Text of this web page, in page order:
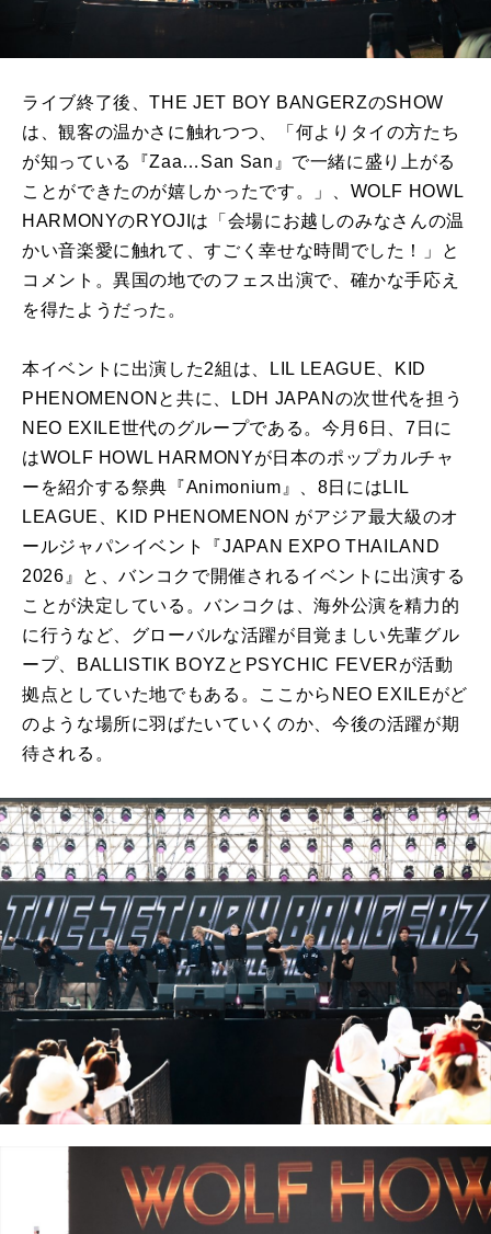
ライブ終了後、THE JET BOY BANGERZのSHOW
は、観客の温かさに触れつつ、「何よりタイの方たち
が知っている『Zaa…San San』で一緒に盛り上がる
ことができたのが嬉しかったです。」、WOLF HOWL
HARMONYのRYOJIは「会場にお越しのみなさんの温
かい音楽愛に触れて、すごく幸せな時間でした！」と
コメント。異国の地でのフェス出演で、確かな手応え
を得たようだった。
本イベントに出演した2組は、LIL LEAGUE、KID
PHENOMENONと共に、LDH JAPANの次世代を担う
NEO EXILE世代のグループである。今月6日、7日に
はWOLF HOWL HARMONYが日本のポップカルチャ
ーを紹介する祭典『Animonium』、8日にはLIL
LEAGUE、KID PHENOMENON がアジア最大級のオ
ールジャパンイベント『JAPAN EXPO THAILAND
2026』と、バンコクで開催されるイベントに出演する
ことが決定している。バンコクは、海外公演を精力的
に行うなど、グローバルな活躍が目覚ましい先輩グル
ープ、BALLISTIK BOYZとPSYCHIC FEVERが活動
拠点としていた地でもある。ここからNEO EXILEがど
のような場所に羽ばたいていくのか、今後の活躍が期
待される。